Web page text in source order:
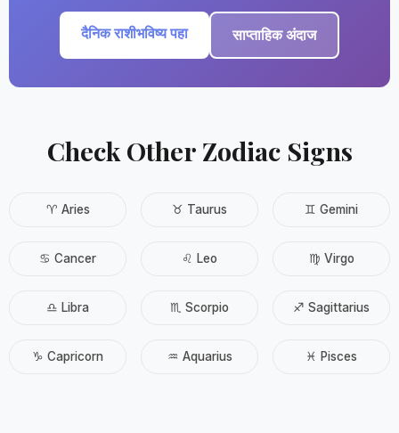
दैनिक राशीभविष्य पहा साप्ताहिक अंदाज
Check Other Zodiac Signs
♈ Aries ♉ Taurus ♊ Gemini
♋ Cancer ♌ Leo ♍ Virgo
♎ Libra ♏ Scorpio ♐ Sagittarius
♑ Capricorn ♒ Aquarius ♓ Pisces